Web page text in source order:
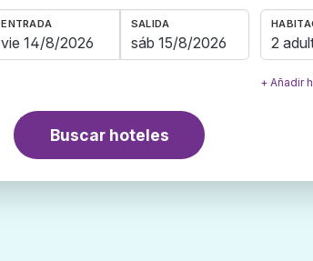
ENTRADA SALIDA
2
+ Añadir
Buscar hoteles